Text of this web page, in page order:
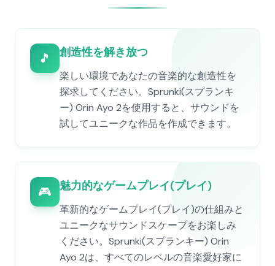
🎵 創造性を解き放つ
楽しい環境であなたの音楽的な創造性を
探求してください。Sprunki(スプランキ
ー) Orin Ayo 2を使用すると、サウンドを
試してユニークな作品を作成できます。
🎮 魅力的なゲームプレイ(プレイ)
革新的なゲームプレイ(プレイ)の仕組みと
ユニークなサウンドスケープをお楽しみ
ください。Sprunki(スプランキー) Orin
Ayo 2は、すべてのレベルの音楽愛好家に